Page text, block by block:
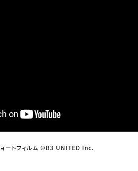
ョートフィルム ©B3 UNITED Inc.